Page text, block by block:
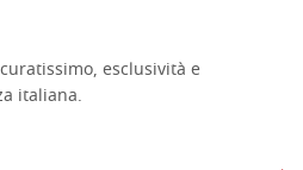
esclusività e
italiana.